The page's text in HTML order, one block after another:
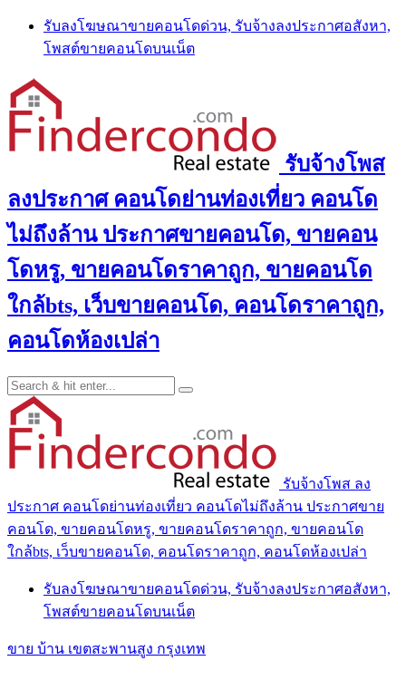
Skip
content
รับลงโฆษณาขายคอนโดด่วน, รับจ้างลงประกาศอสังหา,
โพสต์ขายคอนโดบนเน็ต
รับจ้างโพส
ลงประกาศ คอนโดย่านท่องเที่ยว คอนโด
ไม่ถึงล้าน ประกาศขายคอนโด, ขายคอน
โดหรู, ขายคอนโดราคาถูก, ขายคอนโด
ใกล้bts, เว็บขายคอนโด, คอนโดราคาถูก,
คอนโดห้องเปล่า
รับจ้างโพส ลง
ประกาศ คอนโดย่านท่องเที่ยว คอนโดไม่ถึงล้าน ประกาศขาย
คอนโด, ขายคอนโดหรู, ขายคอนโดราคาถูก, ขายคอนโด
ใกล้bts, เว็บขายคอนโด, คอนโดราคาถูก, คอนโดห้องเปล่า
รับลงโฆษณาขายคอนโดด่วน, รับจ้างลงประกาศอสังหา,
โพสต์ขายคอนโดบนเน็ต
ขาย บ้าน เขตสะพานสูง กรุงเทพ